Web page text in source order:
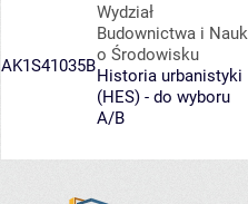
AK1S41035B
Wydział
Budownictwa i Nauk
o Środowisku
Historia urbanistyki
(HES) - do wyboru
A/B